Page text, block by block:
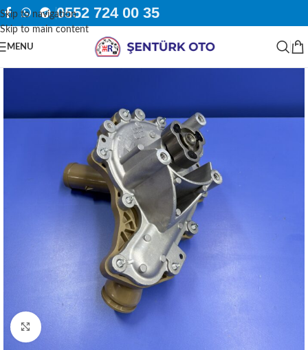
Skip to navigation
Skip to main content
0552 724 00 35
MENU
Resmi Büyüt